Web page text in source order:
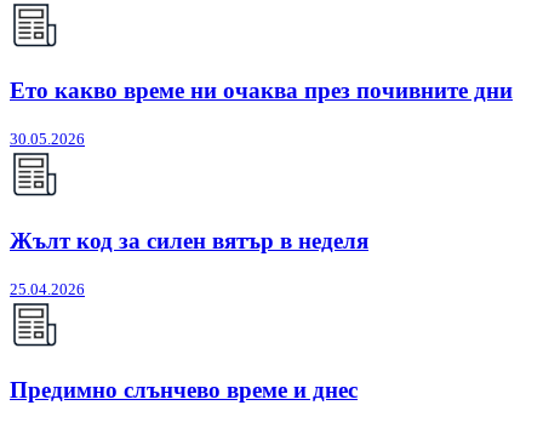
Ето какво време ни очаква през почивните дни
30.05.2026
Жълт код за силен вятър в неделя
25.04.2026
Предимно слънчево време и днес